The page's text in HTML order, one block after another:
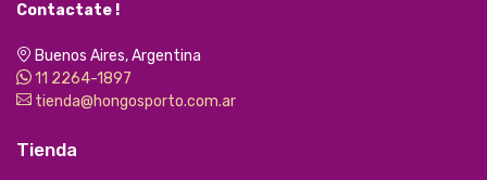
Contactate !
Buenos Aires, Argentina
11 2264-1897
tienda@hongosporto.com.ar
Tienda